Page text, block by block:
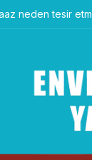
neden tesir